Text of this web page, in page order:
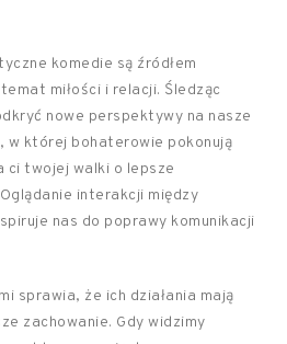
komedie są źródłem
miłości i relacji. Śledząc
nowe perspektywy na nasze
w której bohaterowie pokonują
ci twojej walki o lepsze
interakcji między
nas do poprawy komunikacji
sprawia, że ich działania mają
zachowanie. Gdy widzimy